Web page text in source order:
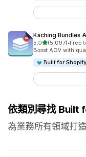
Kaching Bundles
5.0滿分 5 顆星
(5,097)
共有 5097 則評價
•Free
Boost AOV with
Built for Shopify
依類別尋找 Built
為業務所有領域打